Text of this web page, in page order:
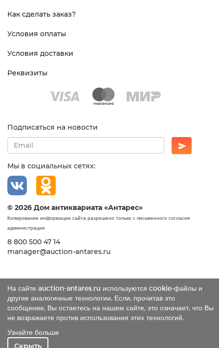
На сайте auction-antares.ru используются cookie-файлы и
другие аналогичные технологии. Если, прочитав это
сообщение, Вы остаетесь на нашем сайте, это означает, что Вы
не возражаете против использования этих технологий.
Узнайте больше
Скрыть
Как сделать заказ?
Условия оплаты
Условия доставки
Реквизиты
Подписаться на новости
Мы в социальных сетях:
© 2026 Дом антиквариата «Антарес»
Копирование информации сайта разрешено только с письменного согласия
администрации
8 800 500 47 14
manager@auction-antares.ru